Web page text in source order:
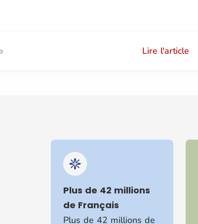
Lire l'article
Plus de 42 millions
de Français
Plus de 42 millions de